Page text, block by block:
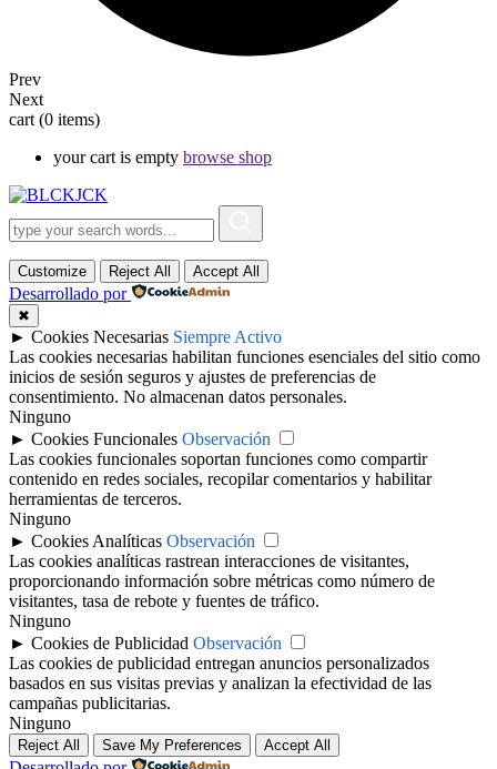
Prev
Next
cart (0 items)
your cart is empty browse shop
Customize Reject All Accept All
Desarrollado por
✖
► Cookies Necesarias Siempre Activo
Las cookies necesarias habilitan funciones esenciales del sitio como
inicios de sesión seguros y ajustes de preferencias de
consentimiento. No almacenan datos personales.
Ninguno
► Cookies Funcionales Observación
Las cookies funcionales soportan funciones como compartir
contenido en redes sociales, recopilar comentarios y habilitar
herramientas de terceros.
Ninguno
► Cookies Analíticas Observación
Las cookies analíticas rastrean interacciones de visitantes,
proporcionando información sobre métricas como número de
visitantes, tasa de rebote y fuentes de tráfico.
Ninguno
► Cookies de Publicidad Observación
Las cookies de publicidad entregan anuncios personalizados
basados en sus visitas previas y analizan la efectividad de las
campañas publicitarias.
Ninguno
Reject All Save My Preferences Accept All